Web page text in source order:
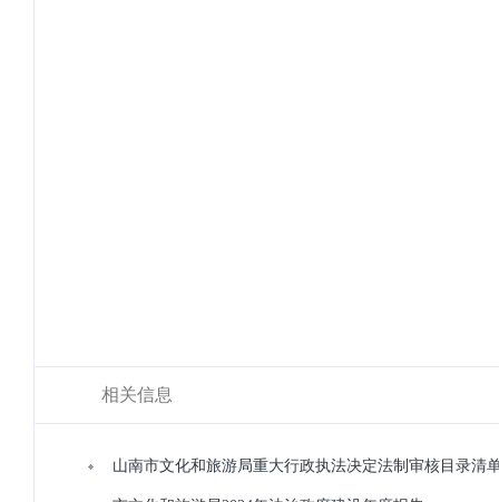
相关信息
山南市文化和旅游局重大行政执法决定法制审核目录清